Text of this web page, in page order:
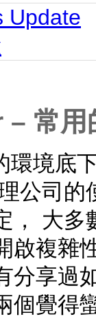
Update
常用
環境底
公司
， 大
啟複雜
分享過
個覺得